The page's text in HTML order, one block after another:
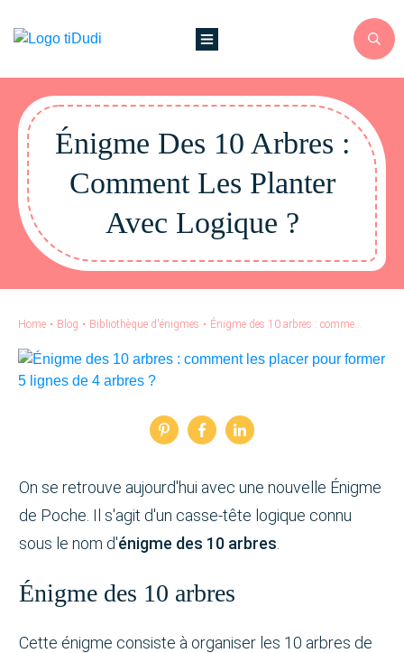
Énigme Des 10 Arbres :
Comment Les Planter
Avec Logique ?
Home • Blog • Bibliothèque d'énigmes • Énigme des 10 arbres : comment les planter avec logique ?
On se retrouve aujourd'hui avec une nouvelle Énigme
de Poche. Il s'agit d'un casse-tête logique connu
sous le nom d'énigme des 10 arbres
Énigme des 10 arbres
Cette énigme consiste à organiser les 10 arbres de